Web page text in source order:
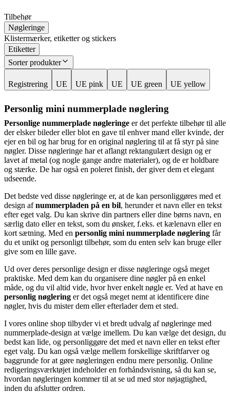
Tilbehør
Nøgleringe
Klistermærker, etiketter og stickers
Etiketter
Sorter produkter
Registrering UE UE pink UE UE green UE yellow
Personlig mini nummerplade nøglering
Personlige nummerplade nøgleringe er det perfekte tilbehør til alle
der elsker bileder eller blot en gave til enhver mand eller kvinde, der
ejer en bil og har brug for en original nøglering til at få styr på sine
nøgler. Disse nøgleringe har et aflangt rektangulært design og er
lavet af metal (og nogle gange andre materialer), og de er holdbare
og stærke. De har også en poleret finish, der giver dem et elegant
udseende.
Det bedste ved disse nøgleringe er, at de kan personliggøres med et
design afnummerpladen på en bil, herunder et navn eller en tekst
efter eget valg. Du kan skrive din partners eller dine børns navn, en
særlig dato eller en tekst, som du ønsker, f.eks. et kælenavn eller en
kort sætning. Med en personlig mini nummerplade nøglering får
du et unikt og personligt tilbehør, som du enten selv kan bruge eller
give som en lille gave.
Ud over deres personlige design er disse nøgleringe også meget
praktiske. Med dem kan du organisere dine nøgler på en enkel
måde, og du vil altid vide, hvor hver enkelt nøgle er. Ved at have en
personlig nøglering er det også meget nemt at identificere dine
nøgler, hvis du mister dem eller efterlader dem et sted.
I vores online shop tilbyder vi et bredt udvalg af nøgleringe med
nummerplade-design at vælge imellem. Du kan vælge det design, du
bedst kan lide, og personliggøre det med et navn eller en tekst efter
eget valg. Du kan også vælge mellem forskellige skriftfarver og
baggrunde for at gøre nøgleringen endnu mere personlig. Online
redigeringsværktøjet indeholder en forhåndsvisning, så du kan se,
hvordan nøgleringen kommer til at se ud med stor nøjagtighed,
inden du afslutter ordren.